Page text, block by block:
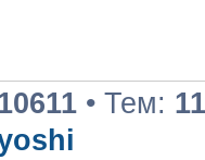
• Тем: